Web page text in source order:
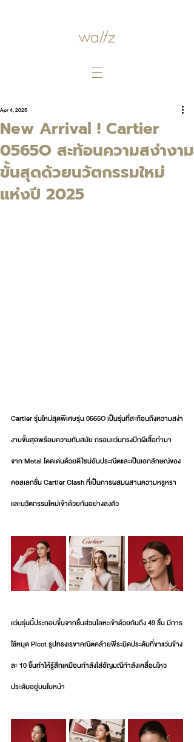
New Arrival ! Cartier
0565O สะท้อนความสง่างาม
ขั้นสุดด้วยนวัตกรรมใหม่
แห่งปี 2025
Apr 4, 2025
Cartier รุ่นใหม่สุดพิเศษรุ่น 0565O เป็นรุ่นที่สะท้อนถึงความสง่า
งามขั้นสุดพร้อมความทันสมัย กรอบแว่นทรงปีกผีเสื้อทำมา
จาก Metal โดดเด่นด้วยดีไซน์อันประณีตและเป็นเอกลักษณ์ของ
คอลเลกชั่น Cartier Clash ที่เป็นการผสมผสานความหรูหรา
และนวัตกรรมใหม่เข้าด้วยกันอย่างลงตัว
แว่นรุ่นนี้ประกอบขึ้นจากชิ้นส่วนโลหะเข้าด้วยกันถึง 49 ชิ้น มีการ
ใช้หมุด Picot รูปทรงเรขาคณิตคล้ายพีระมิดประดับที่ขาแว่นข้าง
ละ 10 ชิ้นทำให้รู้สึกเหมือนกำลังใส่อัญมณีกำลังเคลื่อนไหว
ประดับอยู่บนใบหน้า